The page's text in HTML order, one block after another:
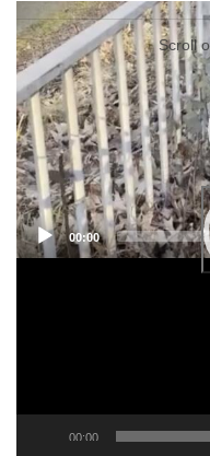
Videospeler
Videospeler
Scroll
Current
time
00:00
Current
00:00